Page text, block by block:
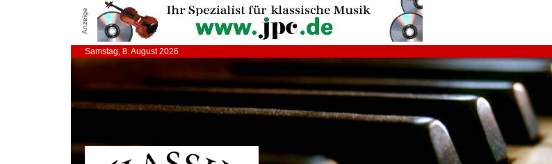
Anzeige
Samstag, 8. August 2026